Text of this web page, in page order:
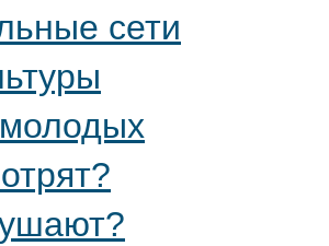
сети